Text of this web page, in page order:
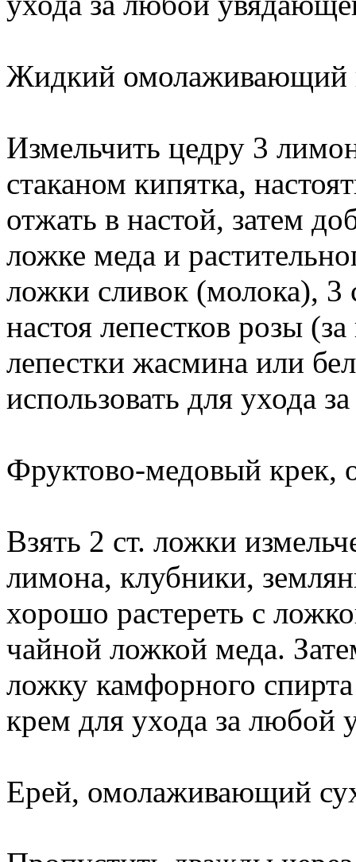
Жидкий омолаживающий
Измельчить цедру 3
стаканом кипятка,
отжать в настой, затем
ложке меда и
ложки сливок (молока), 3
настоя лепестков розы
лепестки жасмина или
использовать для ухода
Фруктово-медовый
Взять 2 ст. ложки
лимона, клубники,
хорошо растереть с
чайной ложкой меда.
ложку камфорного
крем для ухода за любой
Ерей, омолаживающий